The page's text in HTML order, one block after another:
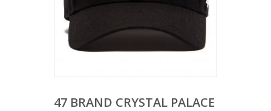
47 BRAND CRYSTAL PALACE